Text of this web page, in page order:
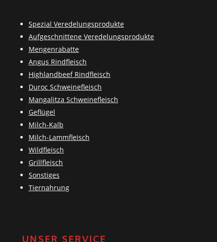
Spezial Veredelungsprodukte
Aufgeschnittene Veredelungsprodukte
Mengenrabatte
Angus Rindfleisch
Highlandbeef Rindfleisch
Duroc Schweinefleisch
Mangalitza Schweinefleisch
Geflügel
Milch-Kalb
Milch-Lammfleisch
Wildfleisch
Grillfleisch
Sonstiges
Tiernahrung